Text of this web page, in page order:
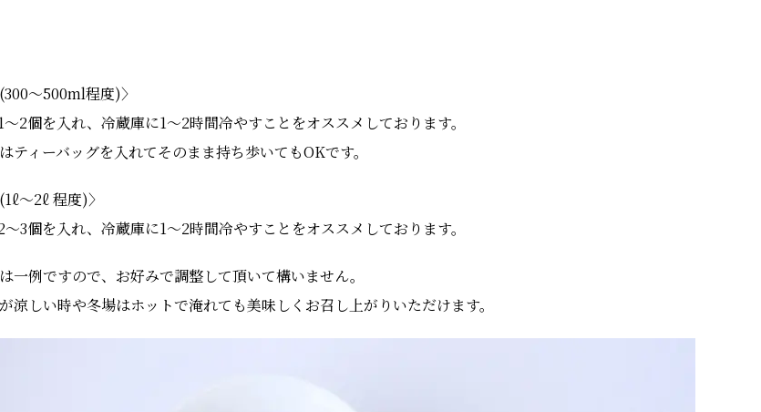
〜500ml程度)〉
〜2個を入れ、冷蔵庫に1〜2時間冷やすことをオススメしております。
ティーバッグを入れてそのまま持ち歩いてもOKです。
〜2ℓ 程度)〉
〜3個を入れ、冷蔵庫に1〜2時間冷やすことをオススメしております。
一例ですので、お好みで調整して頂いて構いません。
涼しい時や冬場はホットで淹れても美味しくお召し上がりいただけます。